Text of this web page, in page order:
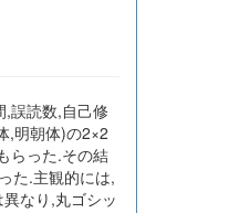
,誤読数,自己修
,明朝体)の2×2
らった.その結
た.主観的には,
なり,丸ゴシッ